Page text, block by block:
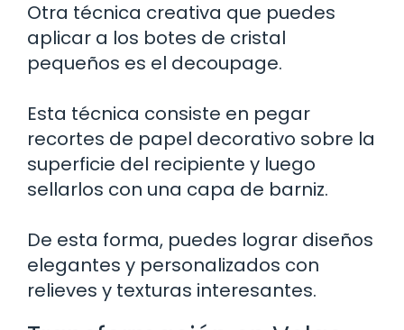
Otra técnica creativa que puedes
aplicar a los botes de cristal
pequeños es el decoupage.
Esta técnica consiste en pegar
recortes de papel decorativo sobre la
superficie del recipiente y luego
sellarlos con una capa de barniz.
De esta forma, puedes lograr diseños
elegantes y personalizados con
relieves y texturas interesantes.